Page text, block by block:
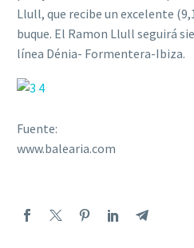
Llull, que recibe un excelente
buque. El Ramon Llull seguirá
línea Dénia- Formentera-Ibiza.
Fuente:
www.balearia.com